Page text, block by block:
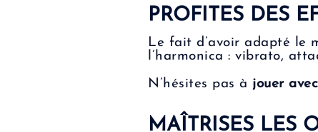
PROFITES DES
Le fait d’avoir adapté le
l’harmonica : vibrato,
N’hésites pas à jouer
MAÎTRISES LES